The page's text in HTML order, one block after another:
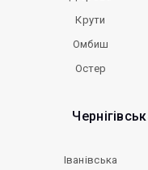
Крути
Омбиш
Остер
Іванівська